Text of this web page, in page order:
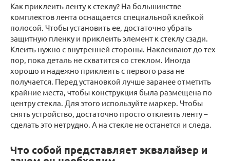
Как приклеить ленту к стеклу? На большинстве
комплектов лента оснащается специальной клейкой
полосой. Чтобы установить ее, достаточно убрать
защитную пленку и приклеить элемент к стеклу сзади.
Клеить нужно с внутренней стороны. Наклеивают до тех
пор, пока деталь не схватится со стеклом. Иногда
хорошо и надежно приклеить с первого раза не
получается. Перед установкой лучше заранее отметить
крайние места, чтобы конструкция была размещена по
центру стекла. Для этого используйте маркер. Чтобы
снять устройство, достаточно просто отклеить ленту –
сделать это нетрудно. А на стекле не останется и следа.
Что собой представляет эквалайзер и